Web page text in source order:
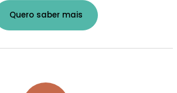
Quero saber mais